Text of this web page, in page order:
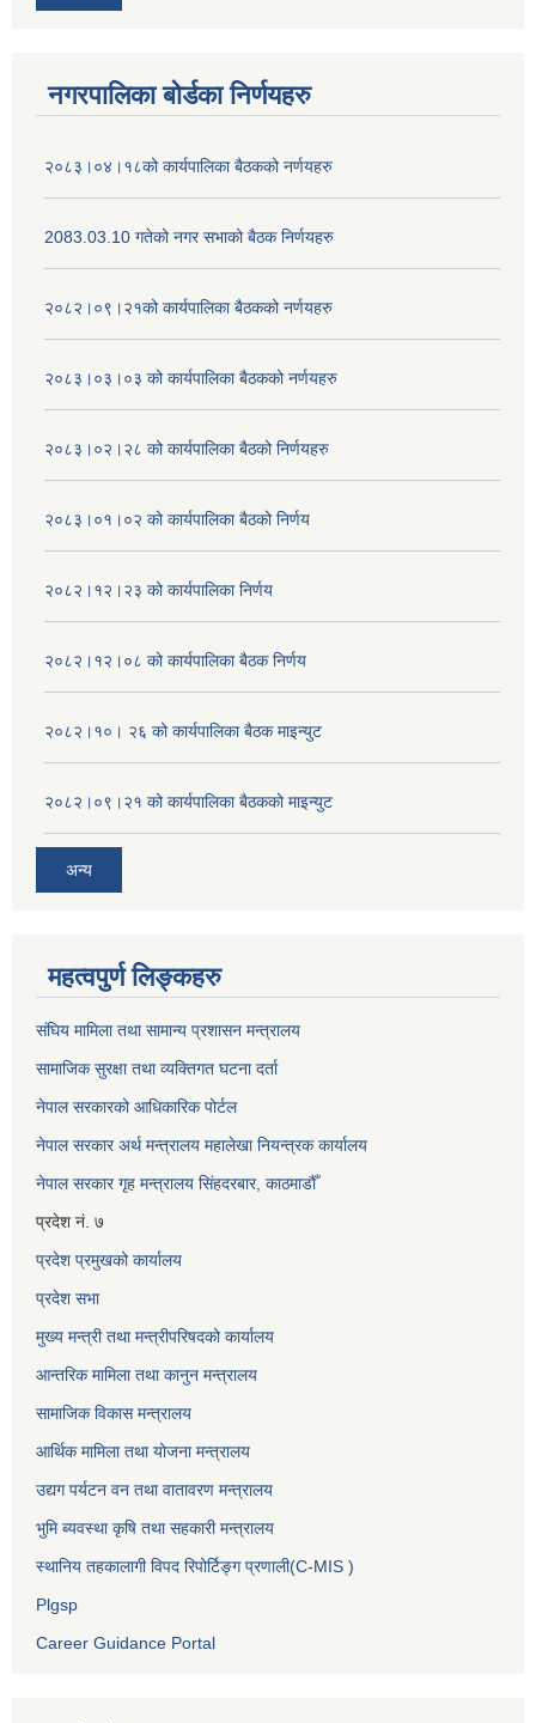
नगरपालिका बोर्डका निर्णयहरु
२०८३।०४।१८को कार्यपालिका बैठकको नर्णयहरु
2083.03.10 गतेको नगर सभाको बैठक निर्णयहरु
२०८२।०९।२१को कार्यपालिका बैठकको नर्णयहरु
२०८३।०३।०३ को कार्यपालिका बैठकको नर्णयहरु
२०८३।०२।२८ को कार्यपालिका बैठको निर्णयहरु
२०८३।०१।०२ को कार्यपालिका बैठको निर्णय
२०८२।१२।२३ को कार्यपालिका निर्णय
२०८२।१२।०८ को कार्यपालिका बैठक निर्णय
२०८२।१०। २६ को कार्यपालिका बैठक माइन्युट
२०८२।०९।२१ को कार्यपालिका बैठकको माइन्युट
अन्य
महत्वपुर्ण लिङ्कहरु
संघिय मामिला तथा सामान्य प्रशासन मन्त्रालय
सामाजिक सुरक्षा तथा व्यक्तिगत घटना दर्ता
नेपाल सरकारको आधिकारिक पोर्टल
नेपाल सरकार अर्थ मन्त्रालय महालेखा नियन्त्रक कार्यालय
नेपाल सरकार गृह मन्त्रालय सिंहदरबार, काठमाडौँ
प्रदेश नं. ७
प्रदेश प्रमुखको कार्यालय
प्रदेश सभा
मुख्य मन्त्री तथा मन्त्रीपरिषदको कार्यालय
आन्तरिक मामिला तथा कानुन मन्त्रालय
सामाजिक विकास मन्त्रालय
आर्थिक मामिला तथा योजना मन्त्रालय
उद्यग पर्यटन वन तथा वातावरण मन्त्रालय
भुमि ब्यवस्था कृषि तथा सहकारी मन्त्रालय
स्थानिय तहकालागी विपद रिपोर्टिङ्ग प्रणाली(C-MIS )
Plgsp
Career Guidance Portal